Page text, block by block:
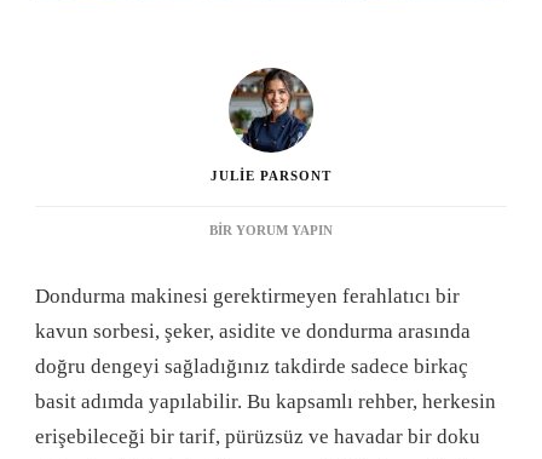
JULIE PARSONT
DONDURMA
KAVUN
ŞERBETI:
FERAHLATICI
VE
KOLAY
BIR
BIR YORUM YAPIN
Dondurma makinesi gerektirmeyen ferahlatıcı bir
kavun sorbesi, şeker, asidite ve dondurma arasında
doğru dengeyi sağladığınız takdirde sadece birkaç
basit adımda yapılabilir. Bu kapsamlı rehber, herkesin
erişebileceği bir tarif, pürüzsüz ve havadar bir doku